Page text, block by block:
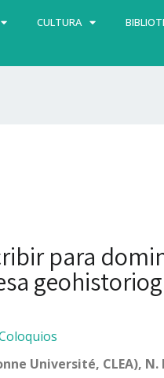
CULTURA
para
Université, CLEA),